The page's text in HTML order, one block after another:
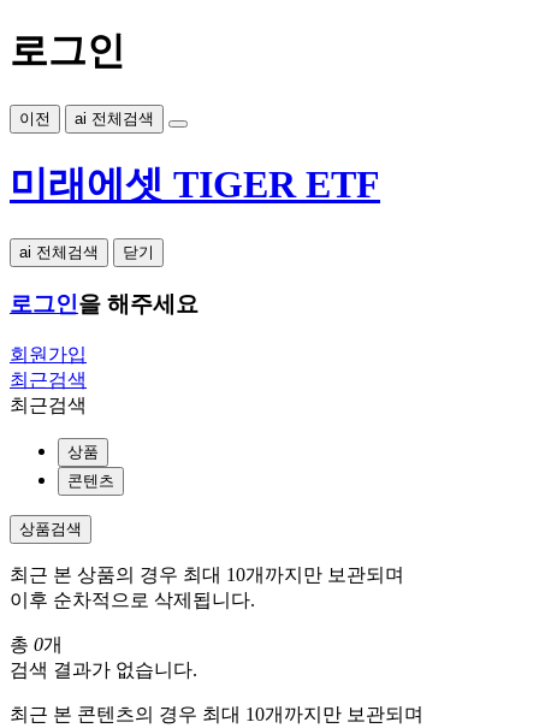
로그인
이전 ai 전체검색
미래에셋 TIGER ETF
ai 전체검색 닫기
로그인을 해주세요
회원가입
최근검색
최근검색
상품
콘텐츠
상품검색
최근 본 상품의 경우 최대 10개까지만 보관되며
이후 순차적으로 삭제됩니다.
총 0개
검색 결과가 없습니다.
최근 본 콘텐츠의 경우 최대 10개까지만 보관되며